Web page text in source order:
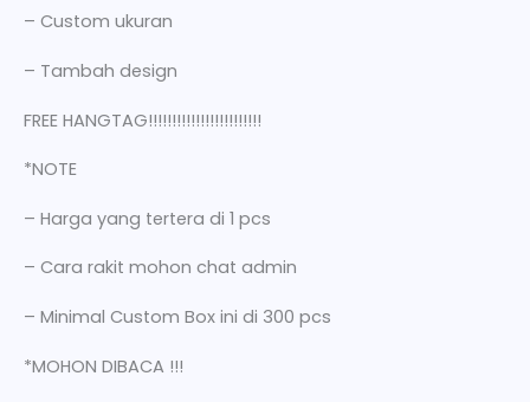
– Custom ukuran
– Tambah design
FREE HANGTAG!!!!!!!!!!!!!!!!!!!!!!!!
*NOTE
– Harga yang tertera di 1 pcs
– Cara rakit mohon chat admin
– Minimal Custom Box ini di 300 pcs
*MOHON DIBACA !!!